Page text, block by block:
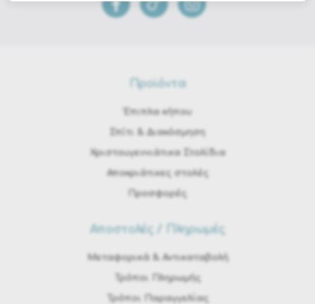
Προϊόντα
Έπιπλα κήπου
Σπίτι & Διακόσμηση
Χριστουγεννιάτικα Στολίδια
Αποκριάτικες στολές
Προσφορές
Αποστολές / Πληρωμές
Μεταφορικά & Αντικαταβολή
Τρόποι Πληρωμής
Τρόποι Παραγγελίας